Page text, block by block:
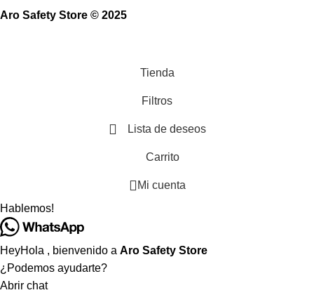
Aro Safety Store © 2025
Tienda
Filtros
Lista de deseos
Carrito
Mi cuenta
Hablemos!
HeyHola , bienvenido a Aro Safety Store
¿Podemos ayudarte?
Abrir chat